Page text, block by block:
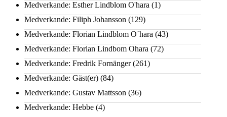
Medverkande: Esther Lindblom O'hara (1)
Medverkande: Filiph Johansson (129)
Medverkande: Florian Lindblom O´hara (43)
Medverkande: Florian Lindbom Ohara (72)
Medverkande: Fredrik Fornänger(261)
Medverkande: Gäst(er) (84)
Medverkande: Gustav Mattsson (36)
Medverkande: Hebbe (4)